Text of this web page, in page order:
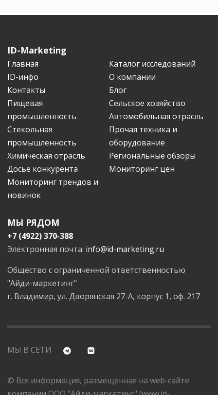
ID-Marketing
Главная
Каталог исследований
ID-инфо
О компании
Контакты
Блог
Пищевая
промышленность
Сельское хозяйство
Автомобильная отрасль
Стекольная
промышленность
Прочая техника и
оборудование
Химическая отрасль
Региональные обзоры
Досье конкурента
Мониторинг цен
Мониторинг трендов и
новинок
МЫ РЯДОМ
+7 (4922) 370-388
Электронная почта: info@id-marketing.ru
Общество с ограниченной ответственностью
"Айди-маркетинг"
г. Владимир, ул. Дворянская 27-А, корпус 1, оф. 217
МЫ В СЕТИ
© Вся информация, размещенная на web-сайте